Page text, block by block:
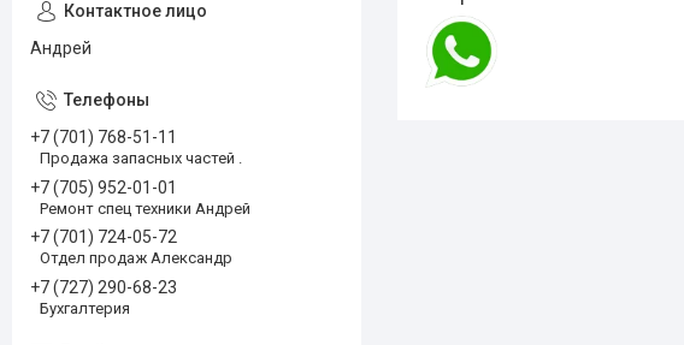
Андрей
+7 (701) 768-51-11
Продажа запасных частей .
+7 (705) 952-01-01
Ремонт спец техники Андрей
+7 (701) 724-05-72
Отдел продаж Александр
+7 (727) 290-68-23
Бухгалтерия